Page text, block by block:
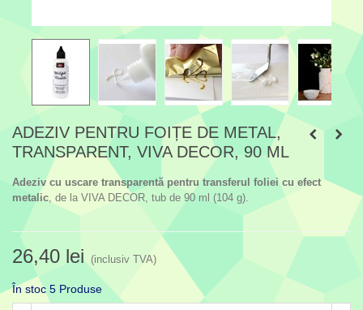
ADEZIV PENTRU FOIȚE DE METAL,
TRANSPARENT, VIVA DECOR, 90 ML
Adeziv cu uscare transparentă pentru transferul foliei cu efect
metalic, de la VIVA DECOR, tub de 90 ml (104 g).
26,40 lei (inclusiv TVA)
În stoc 5 Produse